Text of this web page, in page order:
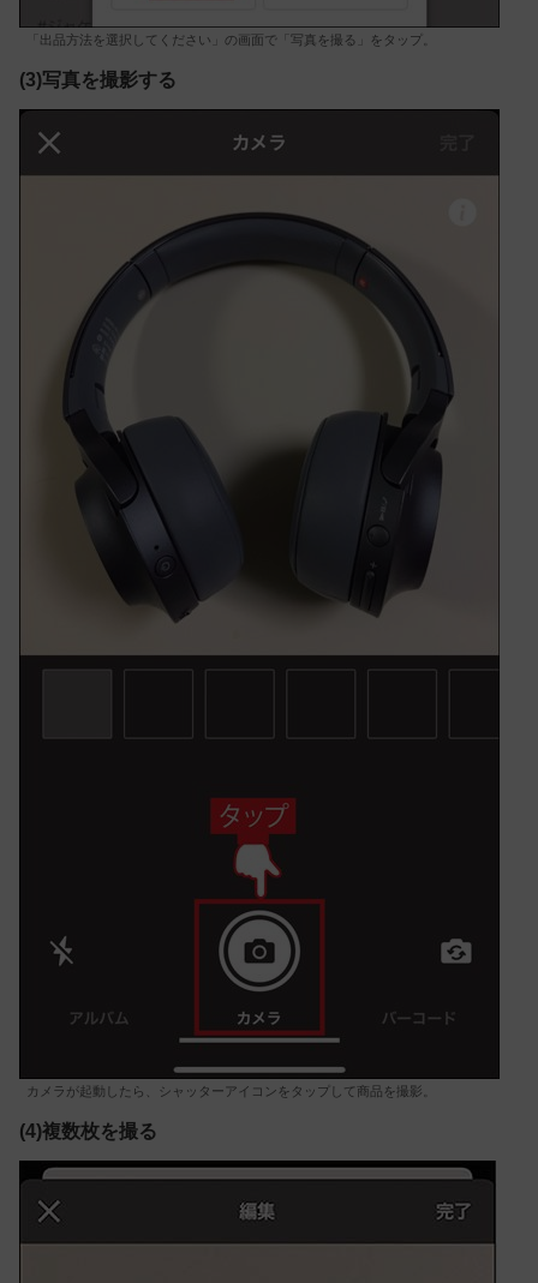
「出品方法を選択してください」の画面で「写真を撮る」をタップ。
(3)写真を撮影する
カメラが起動したら、シャッターアイコンをタップして商品を撮影。
(4)複数枚を撮る